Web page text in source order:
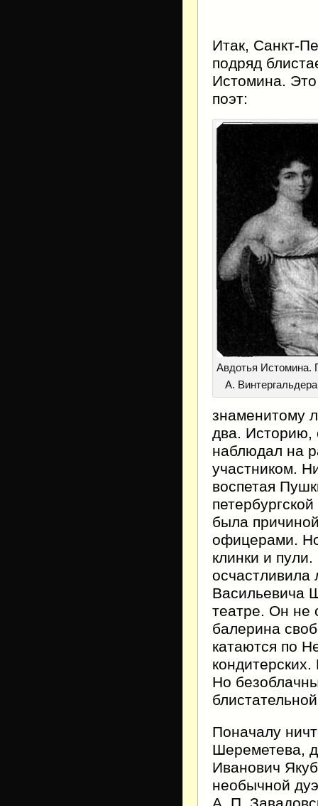
Итак, Санкт-
подряд
Истомина.
поэт:
Авдотья Истомина.
А.
знаменитому
два. Историю,
наблюдал на
участником.
воспетая
была
офицерами.
клинки и
Васильевича
театре. Он не
балерина
катаются по
Но
Поначалу
Шереметева,
Иванович
необычной